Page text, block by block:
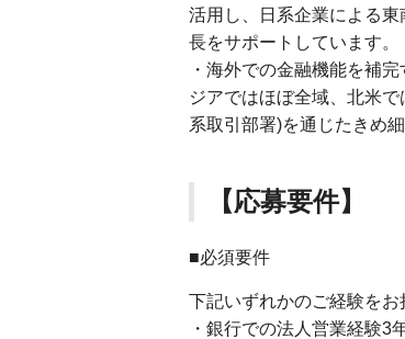
活用し、日系企業による
長をサポートしています。
・海外での金融機能を補
ジアではほぼ全域、北米
系取引部署)を通じたきめ
【応募要件】
■必須要件
下記いずれかのご経験をお
・銀行での法人営業経験3